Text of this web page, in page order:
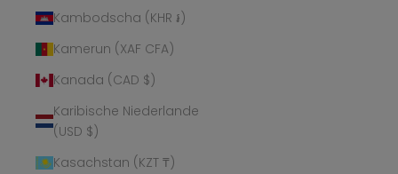
Kambodscha (KHR ៛)
Kamerun (XAF CFA)
Kanada (CAD $)
Karibische Niederlande
(USD $)
Kasachstan (KZT ₸)